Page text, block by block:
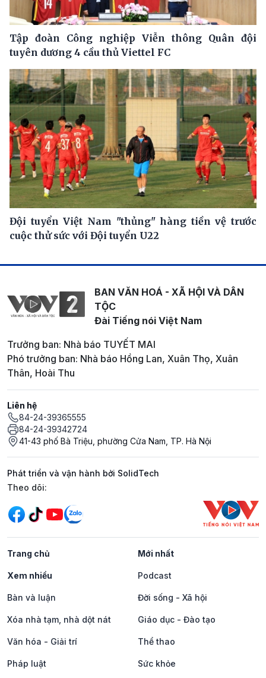
Tập đoàn Công nghiệp Viễn thông Quân đội
tuyên dương 4 cầu thủ Viettel FC
Đội tuyển Việt Nam "thủng" hàng tiền vệ trước
cuộc thử sức với Đội tuyển U22
BAN VĂN HOÁ - XÃ HỘI VÀ DÂN
TỘC
Đài Tiếng nói Việt Nam
Trưởng ban: Nhà báo TUYẾT MAI
Phó trưởng ban: Nhà báo Hồng Lan, Xuân Thọ, Xuân
Thân, Hoài Thu
Liên hệ
84-24-39365555
84-24-39342724
41-43 phố Bà Triệu, phường Cửa Nam, TP. Hà Nội
Phát triển và vận hành bởi SolidTech
Mạng xã hội
Theo dõi:
Trang chủ Mới nhất
Xem nhiều Podcast
Bàn và luận Đời sống - Xã hội
Xóa nhà tạm, nhà dột nát Giáo dục - Đào tạo
Văn hóa - Giải trí Thể thao
Pháp luật Sức khỏe